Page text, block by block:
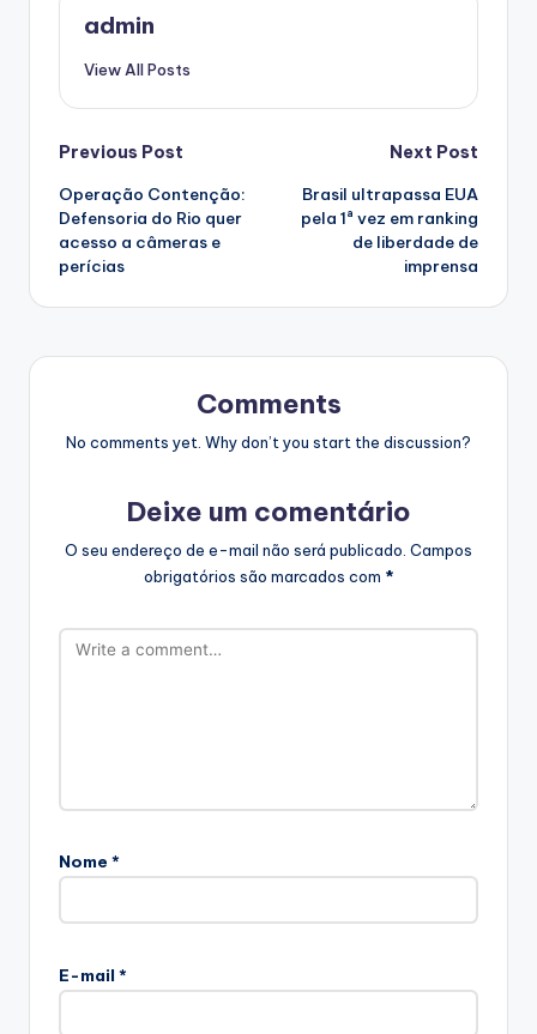
admin
View All Posts
Post
navigation
Previous Post
Operação Contenção:
Defensoria do Rio quer
acesso a câmeras e
perícias
Next Post
Brasil ultrapassa EUA
pela 1ª vez em ranking
de liberdade de
imprensa
Comments
No comments yet. Why don’t you start the discussion?
Deixe um comentário
O seu endereço de e-mail não será publicado. Campos
obrigatórios são marcados com *
Nome *
E-mail *